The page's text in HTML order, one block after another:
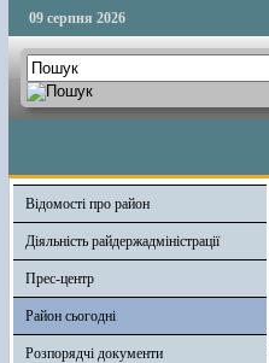
09 серпня 2026
Відомості про район
Діяльність райдержадміністрації
Прес-центр
Район сьогодні
Розпорядчі документи